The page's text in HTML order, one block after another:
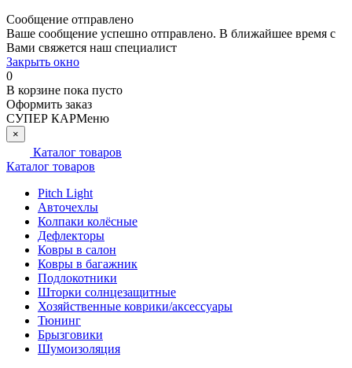
Сообщение отправлено
Ваше сообщение успешно отправлено. В ближайшее время с
Вами свяжется наш специалист
Закрыть окно
0
В корзине пока пусто
Оформить заказ
СУПЕР КАРМеню
×
Каталог товаров
Каталог товаров
Pitch Light
Авточехлы
Колпаки колёсные
Дефлекторы
Ковры в салон
Ковры в багажник
Подлокотники
Шторки солнцезащитные
Хозяйственные коврики/аксессуары
Тюнинг
Брызговики
Шумоизоляция